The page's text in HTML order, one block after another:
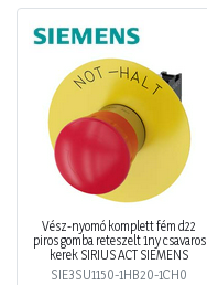
Vész-nyomó komplett fém d22
piros gomba reteszelt 1ny csavaros
kerek SIRIUS ACT SIEMENS
SIE3SU1150-1HB20-1CH0